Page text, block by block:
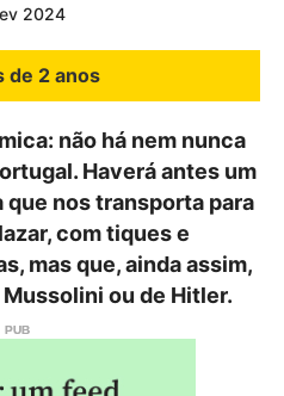
2024
de 2 anos
não há nem nunca
Haverá antes um
nos transporta para
com tiques e
mas que, ainda assim,
ou de Hitler.